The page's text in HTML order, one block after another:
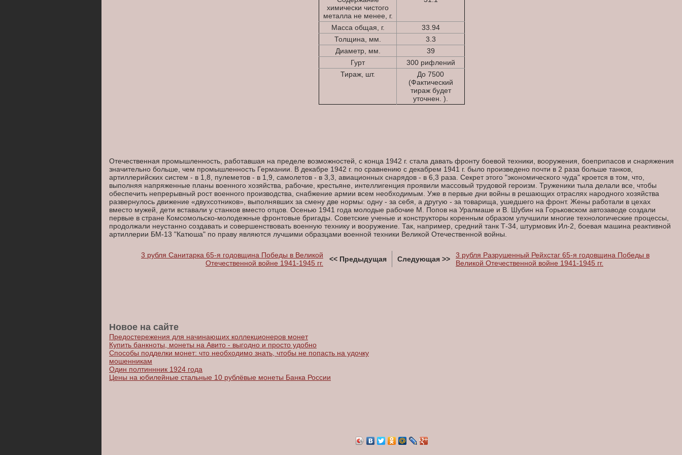
химически чистого
металла не менее, г.
Масса общая, г.
33.94
Толщина, мм.
3.3
Диаметр, мм.
39
Гурт
300 рифлений
Тираж, шт.
До 7500
(Фактический
тираж будет
уточнен. ).
Отечественная промышленность, работавшая на пределе возможностей, с конца 1942 г. стала давать фронту боевой техники, вооружения, боеприпасов и снаряжения
значительно больше, чем промышленность Германии. В декабре 1942 г. по сравнению с декабрем 1941 г. было произведено почти в 2 раза больше танков,
артиллерийских систем - в 1,8, пулеметов - в 1,9, самолетов - в 3,3, авиационных снарядов - в 6,3 раза. Секрет этого "экономического чуда" кроется в том, что,
выполняя напряженные планы военного хозяйства, рабочие, крестьяне, интеллигенция проявили массовый трудовой героизм. Труженики тыла делали все, чтобы
обеспечить непрерывный рост военного производства, снабжение армии всем необходимым. Уже в первые дни войны в решающих отраслях народного хозяйства
развернулось движение «двухсотников», выполнявших за смену две нормы: одну - за себя, а другую - за товарища, ушедшего на фронт. Жены работали в цехах
вместо мужей, дети вставали у станков вместо отцов. Осенью 1941 года молодые рабочие М. Попов на Уралмаше и В. Шубин на Горьковском автозаводе создали
первые в стране Комсомольско-молодежные фронтовые бригады. Советские ученые и конструкторы коренным образом улучшили многие технологические процессы,
продолжали неустанно создавать и совершенствовать военную технику и вооружение. Так, например, средний танк Т-34, штурмовик Ил-2, боевая машина реактивной
артиллерии БМ-13 "Катюша" по праву являются лучшими образцами военной техники Великой Отечественной войны.
3 рубля Санитарка 65-я годовщина Победы в Великой
Отечественной войне 1941-1945 гг.
<< Предыдущая Следующая >>
3 рубля Разрушенный Рейхстаг 65-я годовщина Победы в
Великой Отечественной войне 1941-1945 гг.
Новое на сайте
Предостережения для начинающих коллекционеров монет
Купить банкноты, монеты на Авито - выгодно и просто удобно
Способы подделки монет: что необходимо знать, чтобы не попасть на удочку
мошенникам
Один полтиннник 1924 года
Цены на юбилейные стальные 10 рублёвые монеты Банка России